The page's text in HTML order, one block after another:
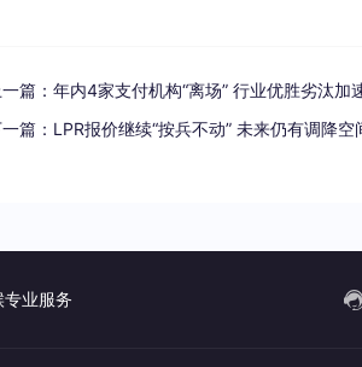
一篇： 年内4家支付机构“离场” 行业优胜劣汰加
篇： LPR报价继续“按兵不动” 未来仍有调降空
专业服务